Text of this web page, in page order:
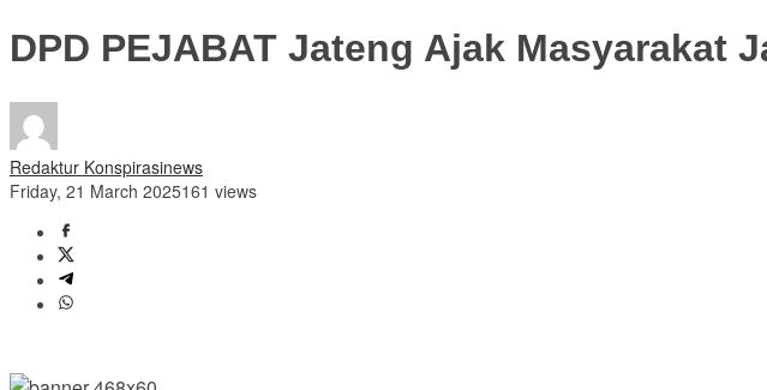
DPD PEJABAT Jateng Ajak Masyarakat
Redaktur Konspirasinews
Friday, 21 March 2025161 views